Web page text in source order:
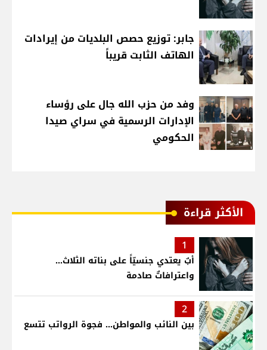
جابر: توزيع حصص البلديات من إيرادات
الهاتف الثابت قريباً
وفد من حزب الله جال على رؤساء
الإدارات الرسمية في سراي صيدا
الحكومي
الأكثر قراءة
1
أبٌ يعتدي جنسيّاً على بناته الثلاث…
واعترافاتٌ صادمة
2
بين النائب والمواطن... فجوة الرواتب تتسع